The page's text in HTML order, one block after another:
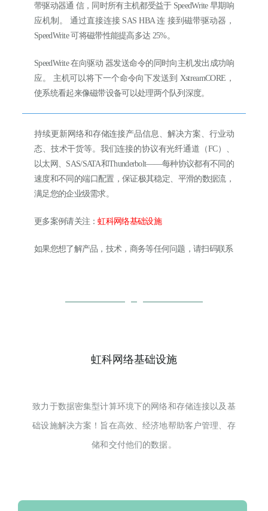
虹科网络基础设施
致力于数据密集型计算环境下的网络和存储连接以及基
础设施解决方案！旨在高效、经济地帮助客户管理、存
储和交付他们的数据。
带驱动器通 信，同时所有主机都受益于 SpeedWrite 早期响
应机制。 通过直接连接 SAS HBA 连 接到磁带驱动器，
SpeedWrite 可将磁带性能提高多达 25%。
SpeedWrite 在向驱动 器发送命令的同时向主机发出成功响
应。 主机可以将下一个命令向下发送到 XstreamCORE，
使系统看起来像磁带设备可以处理两个队列深度。
持续更新网络和存储连接产品信息、解决方案、行业动
态、技术干货等。我们连接的协议有光纤通道（FC）、
以太网、SAS/SATA和Thunderbolt——每种协议都有不同的
速度和不同的端口配置，保证极其稳定、平滑的数据流，
满足您的企业级需求。
更多案例请关注：虹科网络基础设施
如果您想了解产品，技术，商务等任何问题，请扫码联系